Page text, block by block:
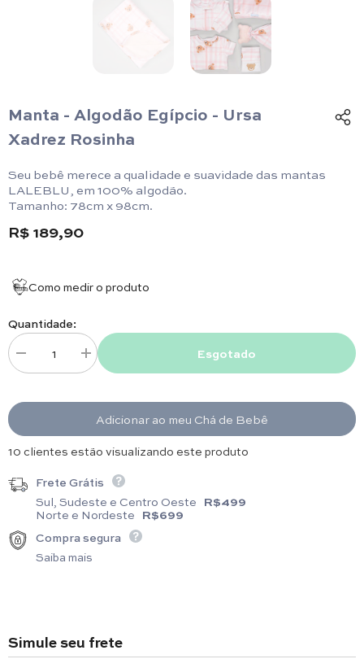
Manta - Algodão Egípcio - Ursa
Xadrez Rosinha
Seu bebê merece a qualidade e suavidade das mantas
LALEBLU, em 100% algodão.
Tamanho: 78cm x 98cm.
R$ 189,90
Como medir o produto
Quantidade:
Diminuir quantidade para Manta - Algodão Egípcio - Ursa Xadrez Rosinha
Aumentar quantidade para Manta - Algodão Egípcio - Ursa
Esgotado
Adicionar ao meu Chá de Bebê
15 clientes estão visualizando este produto
Frete Grátis
Sul, Sudeste e Centro Oeste R$499
Norte e Nordeste R$699
Compra segura
Saiba mais
Simule seu frete